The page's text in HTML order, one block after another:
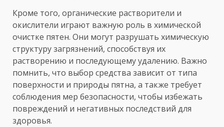
Кроме того, органические растворители и
окислители играют важную роль в химической
очистке пятен. Они могут разрушать химическую
структуру загрязнений, способствуя их
растворению и последующему удалению. Важно
помнить, что выбор средства зависит от типа
поверхности и природы пятна, а также требует
соблюдения мер безопасности, чтобы избежать
повреждений и негативных последствий для
здоровья.